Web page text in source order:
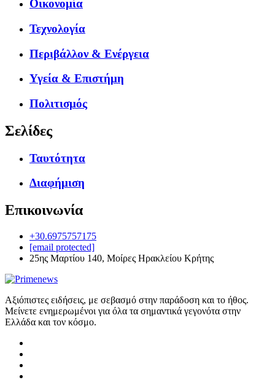
Οικονομία
Τεχνολογία
Περιβάλλον & Ενέργεια
Υγεία & Επιστήμη
Πολιτισμός
Σελίδες
Ταυτότητα
Διαφήμιση
Επικοινωνία
+30.6975757175
[email protected]
25ης Μαρτίου 140, Μοίρες Ηρακλείου Κρήτης
Αξιόπιστες ειδήσεις, με σεβασμό στην παράδοση και το ήθος.
Μείνετε ενημερωμένοι για όλα τα σημαντικά γεγονότα στην
Ελλάδα και τον κόσμο.